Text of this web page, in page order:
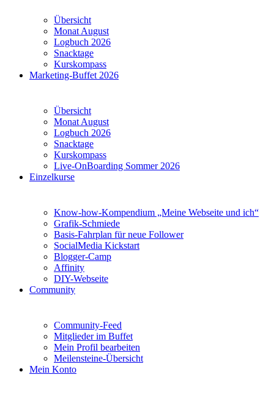
Übersicht
Monat August
Logbuch 2026
Snacktage
Kurskompass
Marketing-Buffet 2026
Übersicht
Monat August
Logbuch 2026
Snacktage
Kurskompass
Live-OnBoarding Sommer 2026
Einzelkurse
Know-how-Kompendium „Meine Webseite und ich“
Grafik-Schmiede
Basis-Fahrplan für neue Follower
SocialMedia Kickstart
Blogger-Camp
Affinity
DIY-Webseite
Community
Community-Feed
Mitglieder im Buffet
Mein Profil bearbeiten
Meilensteine-Übersicht
Mein Konto